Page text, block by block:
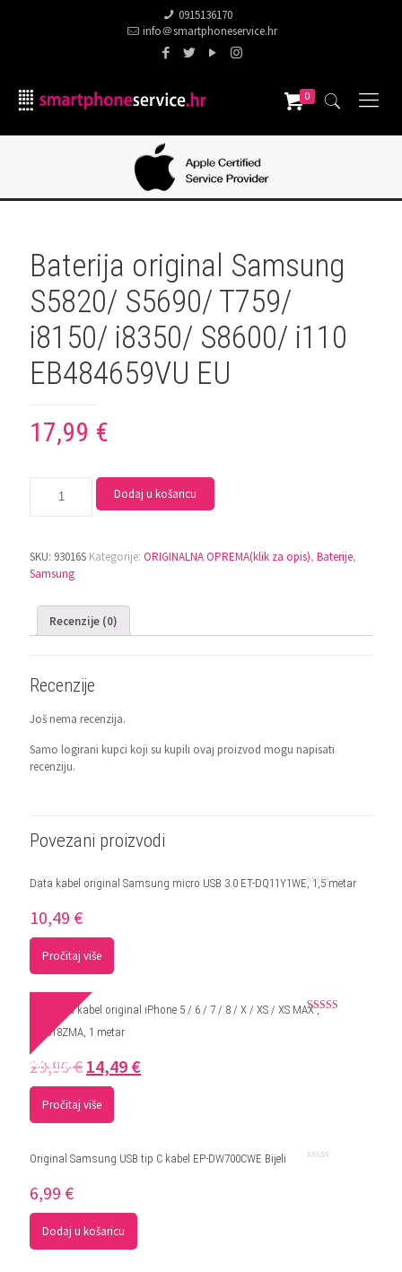
0915136170
info＠smartphoneservice.hr
0
Baterija original Samsung
S5820/ S5690/ T759/
i8150/ i8350/ S8600/ i110
EB484659VU EU
17,99 €
Dodaj u košaricu
SKU: 93016S Kategorije: ORIGINALNA OPREMA(klik za opis), Baterije,
Samsung
Recenzije (0)
Recenzije
Još nema recenzija.
Samo logirani kupci koji su kupili ovaj proizvod mogu napisati
recenziju.
Povezani proizvodi
Data kabel original Samsung micro USB 3.0 ET-DQ11Y1WE, 1,5 metar
10,49 €
Pročitaj više
Akcija!
USB Data kabel original iPhone 5 / 6 / 7 / 8 / X / XS / XS MAX ,
MD818ZMA, 1 metar
29,99€ 14,49 €
Pročitaj više
Original Samsung USB tip C kabel EP-DW700CWE Bijeli
6,99 €
Dodaj u košaricu